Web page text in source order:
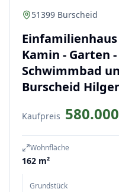
51399 Burscheid
Kamin - Garten
Schwimmbad
Burscheid
Kaufpreis
Wohnfläche
162 m²
Grundstück